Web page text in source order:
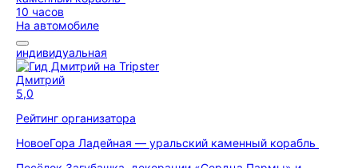
10 часов
На автомобиле
индивидуальная
Дмитрий
5,0
Рейтинг организатора
НовоеГора Ладейная — уральский каменный корабль